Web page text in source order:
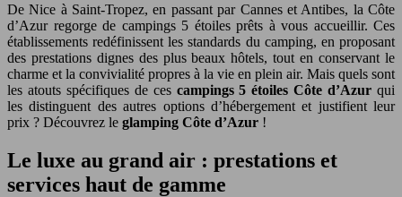
De Nice à Saint-Tropez, en passant par Cannes et Antibes, la Côte
d’Azur regorge de campings 5 étoiles prêts à vous accueillir. Ces
établissements redéfinissent les standards du camping, en proposant
des prestations dignes des plus beaux hôtels, tout en conservant le
charme et la convivialité propres à la vie en plein air. Mais quels sont
les atouts spécifiques de ces campings 5 étoiles Côte d’Azur qui
les distinguent des autres options d’hébergement et justifient leur
prix ? Découvrez le glamping Côte d’Azur !
Le luxe au grand air : prestations et
services haut de gamme